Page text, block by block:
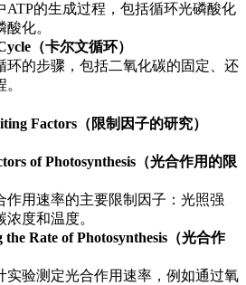
ATP的生成过程，包括循环光磷酸化
化。
（卡尔文循环）
环的步骤，包括二氧化碳的固定、还
Factors（限制因子的研究）
of Photosynthesis（光合作用的限
作用速率的主要限制因子：光照强
浓度和温度。
the Rate of Photosynthesis（光合作
实验测定光合作用速率，例如通过氧